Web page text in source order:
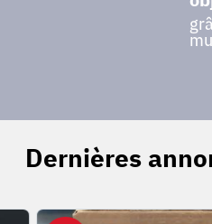
Dernières